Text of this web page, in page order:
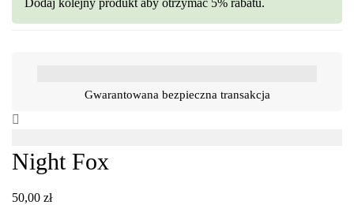
Dodaj kolejny produkt aby otrzymać 5% rabatu.
Gwarantowana bezpieczna transakcja
Night Fox
50,00 zł